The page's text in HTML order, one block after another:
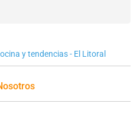
y tendencias - El Litoral